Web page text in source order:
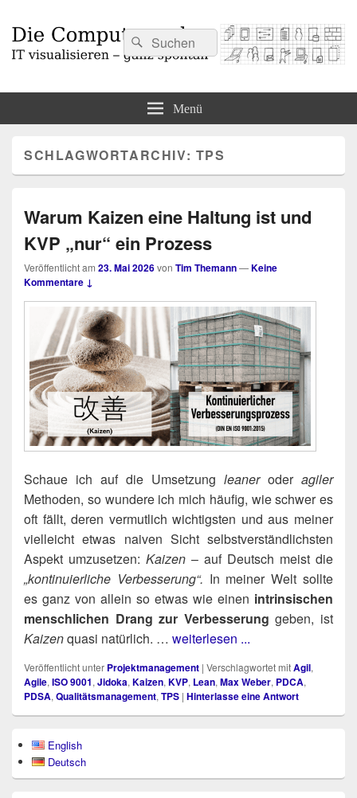
Suchen
nach:
Suchen
Menü
SCHLAGWORTARCHIV: TPS
Warum Kaizen eine Haltung ist und
KVP „nur“ ein Prozess
Veröffentlicht am 23. Mai 2026von Tim Themann—Keine
Kommentare ↓
Schaue ich auf die Umset­zung lea­neroder agi­ler
Metho­den, so wun­de­re ich mich häu­fig, wie schwer es
oft fällt, deren ver­mut­lich wich­tigs­ten und aus mei­ner
viel­leicht etwas nai­ven Sicht selbst­ver­ständ­lichs­ten
Aspekt umzu­set­zen: Kai­zen – auf Deutsch meist die
„kon­ti­nu­ier­li­che Ver­bes­se­rung“. In mei­ner Welt soll­te
es ganz von allein so etwas wie einen intrin­si­schen
mensch­li­chen Drang zur Ver­bes­se­rung geben, ist
Kai­zenqua­si natür­lich. … weiterlesen ...
Veröffentlicht unter Projektmanagement | Verschlagwortet mitAgil,
Agile, ISO 9001, Jidoka, Kaizen, KVP, Lean, Max Weber, PDCA,
PDSA, Qualitätsmanagement, TPS | Hinterlasse eine Antwort
Seitenleisten-
Widgetbereich
English
Deutsch